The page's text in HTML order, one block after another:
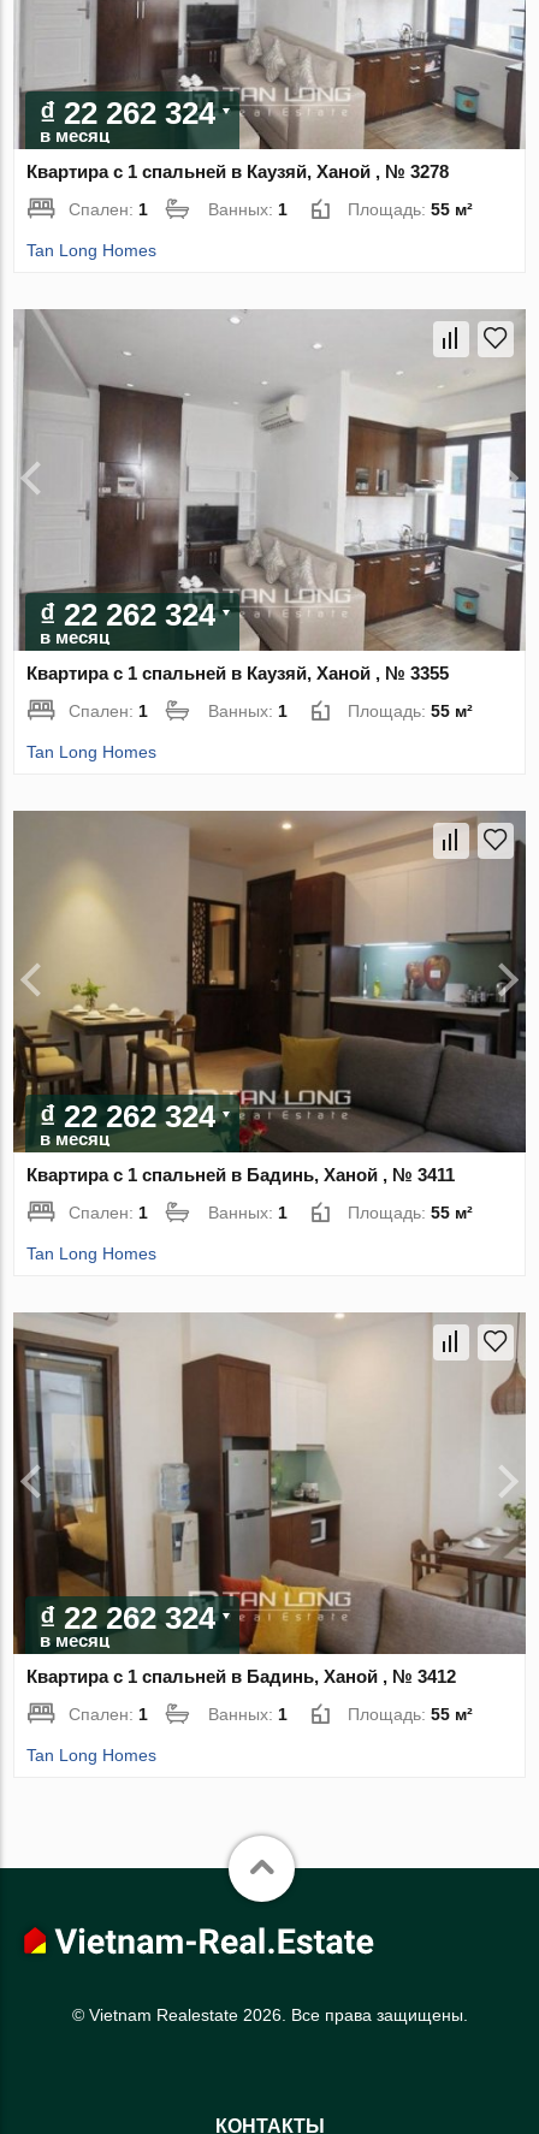
₫ 22 262 324
в месяц
Квартира с 1 спальней в Каузяй, Ханой , № 3278
Спален:1 Ванных:1 Площадь:55 м²
Tan Long Homes
₫ 22 262 324
в месяц
Квартира с 1 спальней в Каузяй, Ханой , № 3355
Спален: 1 Ванных: 1 Площадь:55 м²
Tan Long Homes
₫ 22 262 324
в месяц
Квартира с 1 спальней в Бадинь, Ханой , № 3411
Спален: 1 Ванных: 1 Площадь:55 м²
Tan Long Homes
₫ 22 262 324
в месяц
Квартира с 1 спальней в Бадинь, Ханой , № 3412
Спален: 1 Ванных: 1 Площадь:55 м²
Tan Long Homes
© Vietnam Realestate 2026. Все права защищены.
КОНТАКТЫ